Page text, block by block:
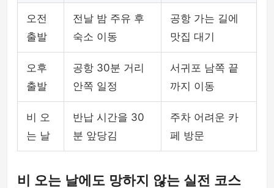
오전
출발
전날 밤 주유 후
숙소 이동
공항 가는 길에
맛집 대기
오후
출발
공항 30분 거리
안쪽 일정
서귀포 남쪽 끝
까지 이동
비 오
는 날
반납 시간을 30
분 앞당김
주차 어려운 카
페 방문
비 오는 날에도 망하지 않는 실전 코스